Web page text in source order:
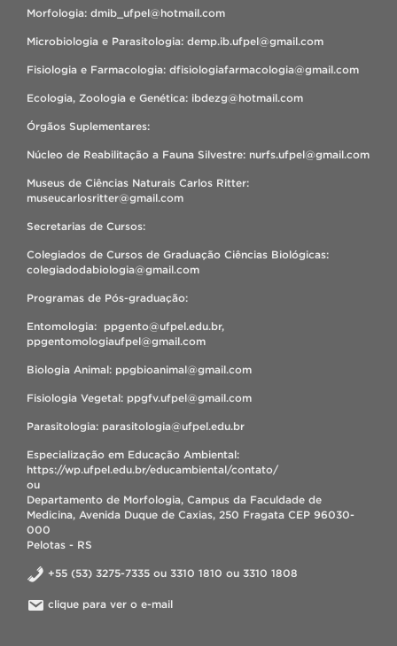
Morfologia: dmib_ufpel@hotmail.com
Microbiologia e Parasitologia: demp.ib.ufpel@gmail.com
Fisiologia e Farmacologia: dfisiologiafarmacologia@gmail.com
Ecologia, Zoologia e Genética: ibdezg@hotmail.com
Órgãos Suplementares:
Núcleo de Reabilitação a Fauna Silvestre: nurfs.ufpel@gmail.com
Museus de Ciências Naturais Carlos Ritter:
museucarlosritter@gmail.com
Secretarias de Cursos:
Colegiados de Cursos de Graduação Ciências Biológicas:
colegiadodabiologia@gmail.com
Programas de Pós-graduação:
Entomologia: ppgento@ufpel.edu.br,
ppgentomologiaufpel@gmail.com
Biologia Animal: ppgbioanimal@gmail.com
Fisiologia Vegetal: ppgfv.ufpel@gmail.com
Parasitologia: parasitologia@ufpel.edu.br
Especialização em Educação Ambiental:
https://wp.ufpel.edu.br/educambiental/contato/
ou
Departamento de Morfologia, Campus da Faculdade de
Medicina, Avenida Duque de Caxias, 250 Fragata CEP 96030-
000
Pelotas - RS
+55 (53) 3275-7335 ou 3310 1810 ou 3310 1808
clique para ver o e-mail